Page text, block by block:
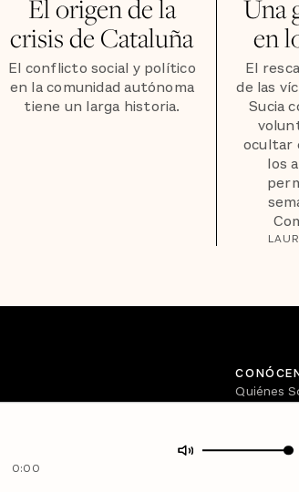
El origen de la
crisis de Cataluña
El conflicto social y político
en la comunidad autónoma
tiene un larga historia.
Una
en
El
de las
Sucia
ocultar
los
0:00
Quiénes